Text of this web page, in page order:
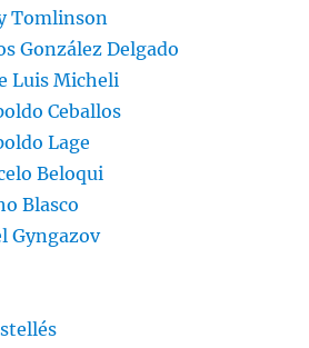
Tomlinson
González Delgado
Luis Micheli
Ceballos
Lage
Beloqui
Blasco
Gyngazov